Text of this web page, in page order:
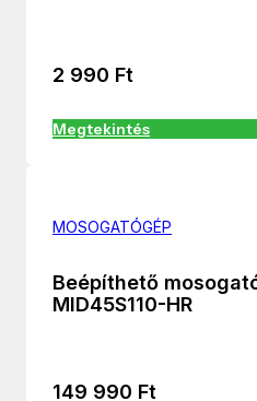
2 990 Ft
Megtekintés
MOSOGATÓGÉP
Beépíthető
MID45S110-HR
149 990 Ft